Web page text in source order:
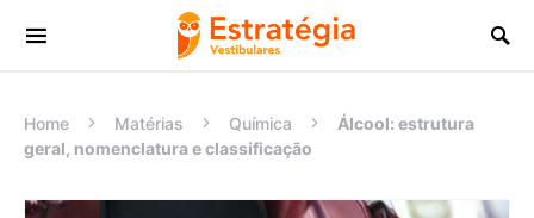
Procurar:
Home Matérias Química
Álcool: estrutura
geral, nomenclatura e classificação